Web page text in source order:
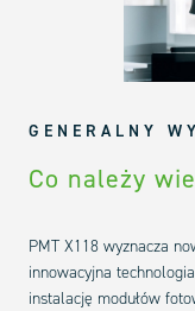
GENERALNY
Co należy
PMT X118 wyznacza
innowacyjna
instalację modułów